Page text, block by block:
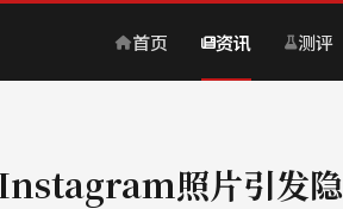
首页 资讯 测评
照片引发隐